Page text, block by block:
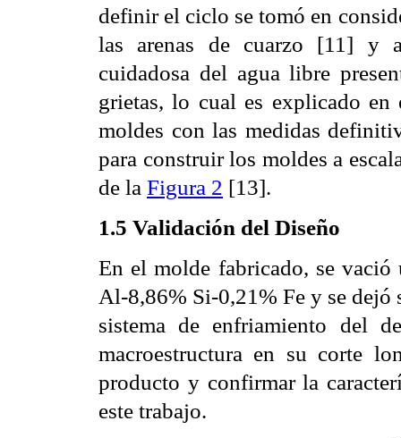
definir el ciclo se tomó en
las arenas de cuarzo [11] y
cuidadosa del agua libre
grietas, lo cual es explicado
moldes con las medidas
para construir los moldes a
de la Figura 2 [13].
1.5 Validación del Diseño
En el molde fabricado, se vació
Al-8,86% Si-0,21% Fe y se
sistema de enfriamiento del
macroestructura en su corte
producto y confirmar la
este trabajo.